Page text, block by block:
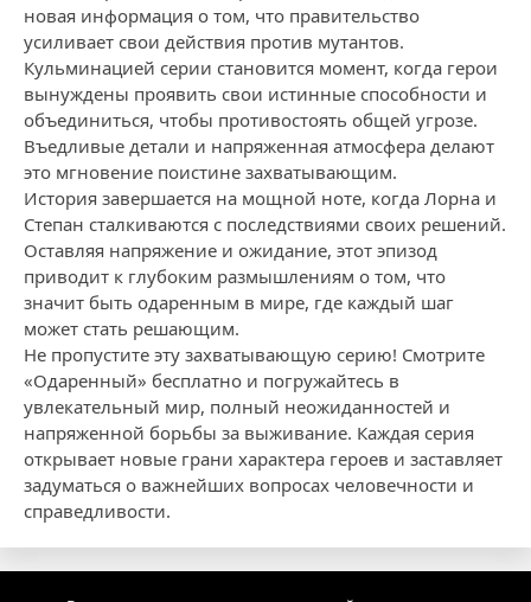
новая информация о том, что правительство
усиливает свои действия против мутантов.
Кульминацией серии становится момент, когда герои
вынуждены проявить свои истинные способности и
объединиться, чтобы противостоять общей угрозе.
Въедливые детали и напряженная атмосфера делают
это мгновение поистине захватывающим.
История завершается на мощной ноте, когда Лорна и
Степан сталкиваются с последствиями своих решений.
Оставляя напряжение и ожидание, этот эпизод
приводит к глубоким размышлениям о том, что
значит быть одаренным в мире, где каждый шаг
может стать решающим.
Не пропустите эту захватывающую серию! Смотрите
«Одаренный» бесплатно и погружайтесь в
увлекательный мир, полный неожиданностей и
напряженной борьбы за выживание. Каждая серия
открывает новые грани характера героев и заставляет
задуматься о важнейших вопросах человечности и
справедливости.